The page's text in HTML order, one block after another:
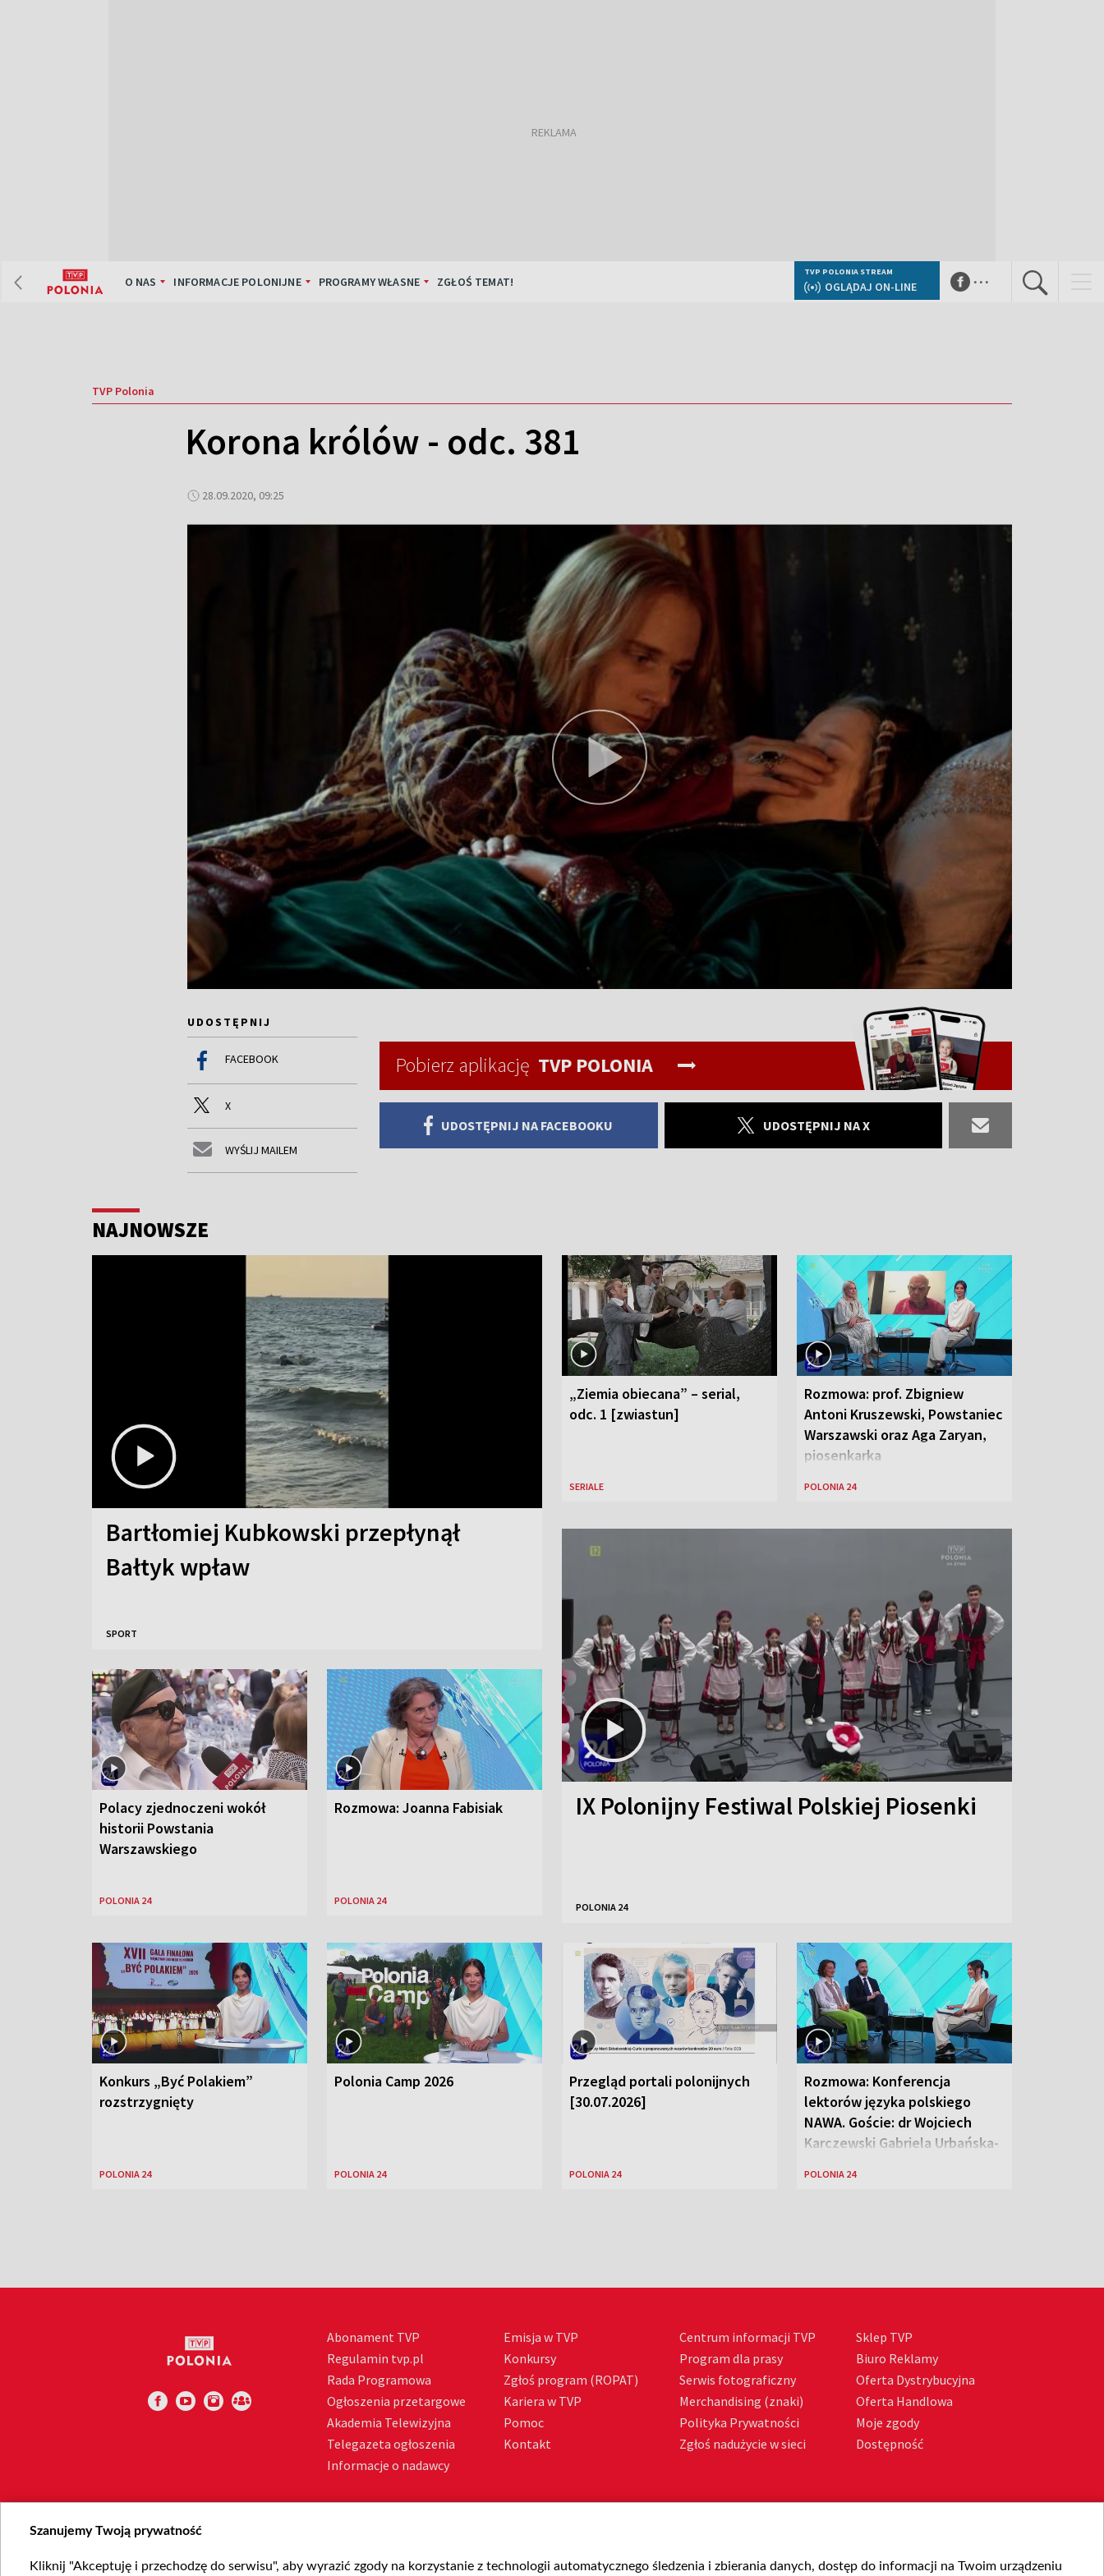
O NAS INFORMACJE POLONIJNE PROGRAMY WŁASNE ZGŁOŚ TEMAT!
TVP POLONIA STREAM
OGLĄDAJ ON-LINE ...
TVP Polonia
Korona królów - odc. 381
28.09.2020, 09:25
UDOSTĘPNIJ
FACEBOOK
X
WYŚLIJ MAILEM
Pobierz aplikację TVP POLONIA
UDOSTĘPNIJ NA FACEBOOKU UDOSTĘPNIJ NA X
NAJNOWSZE
Bartłomiej Kubkowski przepłynął
Bałtyk wpław
SPORT
„Ziemia obiecana” – serial,
odc. 1 [zwiastun]
SERIALE
Rozmowa: prof. Zbigniew
Antoni Kruszewski, Powstaniec
Warszawski oraz Aga Zaryan,
piosenkarka
POLONIA 24
Polacy zjednoczeni wokół
historii Powstania
Warszawskiego
POLONIA 24
Rozmowa: Joanna Fabisiak
POLONIA 24
IX Polonijny Festiwal Polskiej Piosenki
POLONIA 24
Konkurs „Być Polakiem”
rozstrzygnięty
POLONIA 24
Polonia Camp 2026
POLONIA 24
Przegląd portali polonijnych
[30.07.2026]
POLONIA 24
Rozmowa: Konferencja
lektorów języka polskiego
NAWA. Goście: dr Wojciech
Karczewski Gabriela Urbańska-
POLONIA 24
Abonament TVP
Regulamin tvp.pl
Rada Programowa
Ogłoszenia przetargowe
Akademia Telewizyjna
Telegazeta ogłoszenia
Informacje o nadawcy
Emisja w TVP
Konkursy
Zgłoś program (ROPAT)
Kariera w TVP
Pomoc
Kontakt
Centrum informacji TVP
Program dla prasy
Serwis fotograficzny
Merchandising (znaki)
Polityka Prywatności
Zgłoś nadużycie w sieci
Sklep TVP
Biuro Reklamy
Oferta Dystrybucyjna
Oferta Handlowa
Moje zgody
Dostępność
Szanujemy Twoją prywatność
Kliknij "Akceptuję i przechodzę do serwisu", aby wyrazić zgody na korzystanie z technologii automatycznego śledzenia i zbierania danych, dostęp do informacji na Twoim urządzeniu